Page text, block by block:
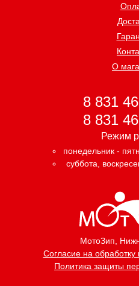
МотоЗип,
Согласие на
Политика защиты
О
8 831
8 831
Режим
понедельник -
суббота,